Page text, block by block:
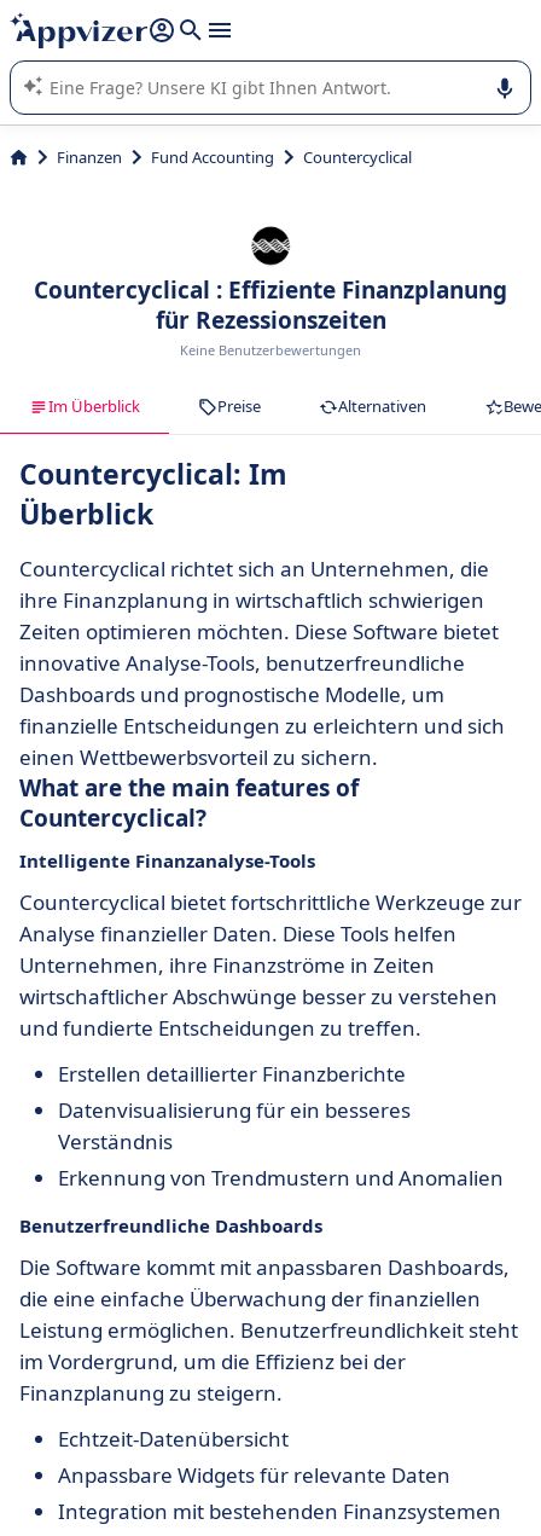
beantworten (mehrere Zeilen mit
Die KI von Appvizer führt Sie bei der Nutzung oder Auswahl
von SaaS-Software in Unternehmen.
Finanzen Fund Accounting Countercyclical
Countercyclical : Effiziente Finanzplanung
für Rezessionszeiten
Keine Benutzerbewertungen
Im Überblick Preise Alternativen
Countercyclical: Im
Überblick
Countercyclical richtet sich an Unternehmen, die
ihre Finanzplanung in wirtschaftlich schwierigen
Zeiten optimieren möchten. Diese Software bietet
innovative Analyse-Tools, benutzerfreundliche
Dashboards und prognostische Modelle, um
finanzielle Entscheidungen zu erleichtern und sich
einen Wettbewerbsvorteil zu sichern.
What are the main features of
Countercyclical?
Intelligente Finanzanalyse-Tools
Countercyclical bietet fortschrittliche Werkzeuge zur
Analyse finanzieller Daten. Diese Tools helfen
Unternehmen, ihre Finanzströme in Zeiten
wirtschaftlicher Abschwünge besser zu verstehen
und fundierte Entscheidungen zu treffen.
Erstellen detaillierter Finanzberichte
Datenvisualisierung für ein besseres
Verständnis
Erkennung von Trendmustern und Anomalien
Benutzerfreundliche Dashboards
Die Software kommt mit anpassbaren Dashboards,
die eine einfache Überwachung der finanziellen
Leistung ermöglichen. Benutzerfreundlichkeit steht
im Vordergrund, um die Effizienz bei der
Finanzplanung zu steigern.
Echtzeit-Datenübersicht
Anpassbare Widgets für relevante Daten
Integration mit bestehenden Finanzsystemen